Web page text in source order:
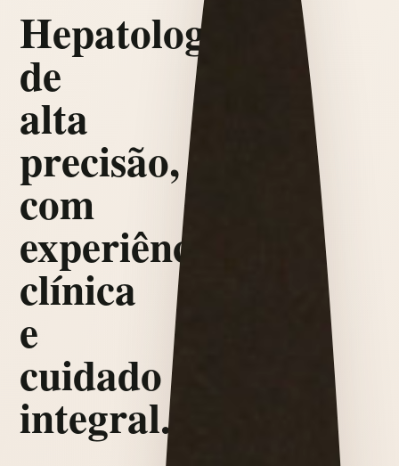
Hepatologia
de
alta
precisão,
com
experiência
clínica
e
cuidado
integral.